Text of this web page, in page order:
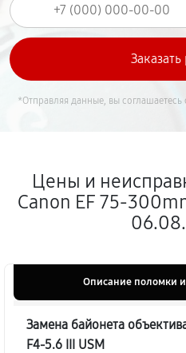
*Отправляя данные, вы соглашаетесь
Цены и
Canon EF 75-
Описание поломки
Замена байонета
F4-5.6 III USM